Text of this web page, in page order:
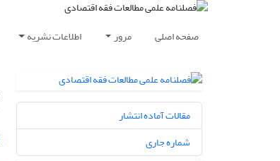
صفحه اصلی مرور اطلاعات نشریه
مقالات آماده انتشار
شماره جاری